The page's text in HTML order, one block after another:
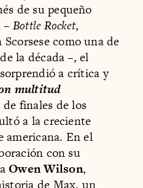
de su pequeño
Bottle Rocket,
como una de
la década –, el
a crítica y
multitud
finales de los
a la creciente
americana. En el
con su
Owen Wilson,